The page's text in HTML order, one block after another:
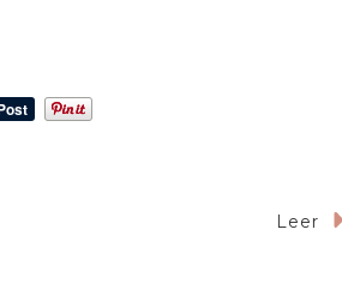
Leer